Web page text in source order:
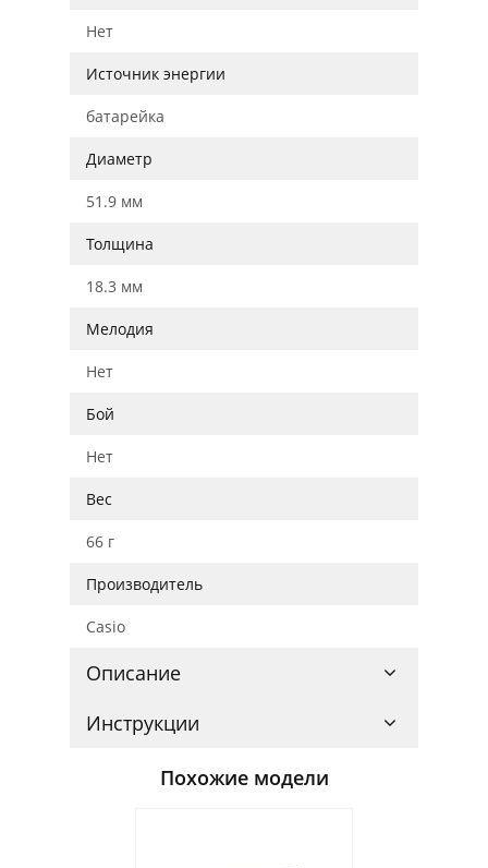
Нет
Источник энергии
батарейка
Диаметр
51.9 мм
Толщина
18.3 мм
Мелодия
Нет
Бой
Нет
Вес
66 г
Производитель
Casio
Описание
Инструкции
Похожие модели